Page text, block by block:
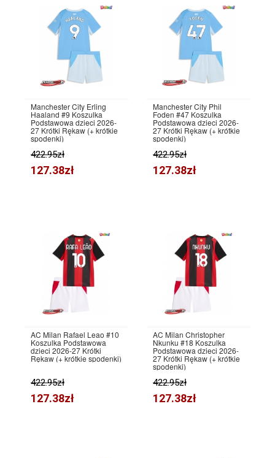
Manchester City Erling
Haaland #9 Koszulka
Podstawowa dzieci 2026-
27 Krótki Rękaw (+ krótkie
spodenki)
422.95zł
127.38zł
Manchester City Phil
Foden #47 Koszulka
Podstawowa dzieci 2026-
27 Krótki Rękaw (+ krótkie
spodenki)
422.95zł
127.38zł
AC Milan Rafael Leao #10
Koszulka Podstawowa
dzieci 2026-27 Krótki
Rękaw (+ krótkie spodenki)
422.95zł
127.38zł
AC Milan Christopher
Nkunku #18 Koszulka
Podstawowa dzieci 2026-
27 Krótki Rękaw (+ krótkie
spodenki)
422.95zł
127.38zł